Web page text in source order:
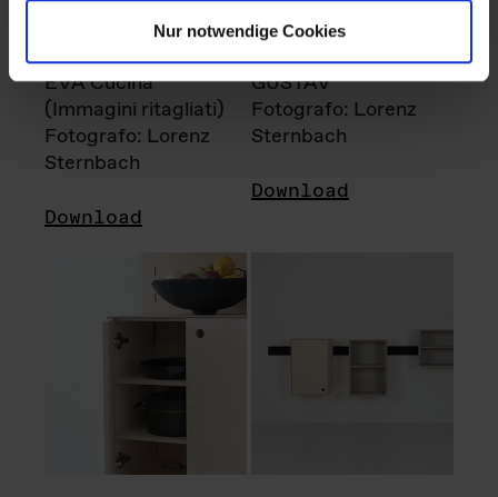
Nur notwendige Cookies
EVA Cucina
(Immagini ritagliati)
Fotografo: Lorenz
Sternbach
Download
GUSTAV
Fotografo: Lorenz
Sternbach
Download